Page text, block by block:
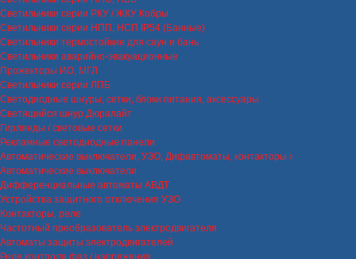
Светильники серии РКУ / ЖКУ Кобры
Светильники серии НПП, НСП IP54 (Банные)
Светильники термостойкие для саун и бань
Светильники аварийно-эвакуационные
Прожекторы ИО, МГЛ
Светильники серии ЛПБ
Светодиодные шнуры, сетки, блоки питания, аксессуары
Светящийся шнур Дюралайт
Гирлянды / световые сетки
Рекламные светодиодные панели
Автоматические выключатели, УЗО, Дифавтоматы, контакторы
Автоматические выключатели
Дифференциальные автоматы АВДТ
Устройства защитного отключения УЗО
Контакторы, реле
Частотный преобразователь электродвигателя
Автоматы защиты электродвигателей